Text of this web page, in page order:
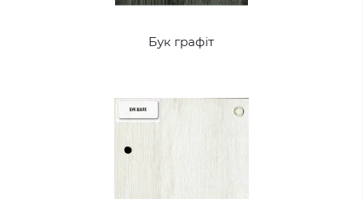
Бук графіт